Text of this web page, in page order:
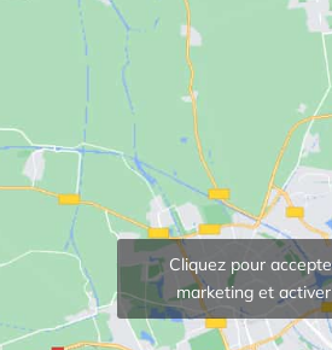
Cliquez pour
marketing et